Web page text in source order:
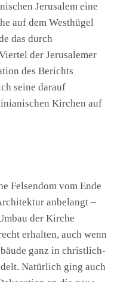
Jerusalem eine
auf dem Westhügel
das durch
der Jerusalemer
des Berichts
seine darauf
Kirchen auf
Felsendom vom Ende
anbelangt –
der Kirche
erhalten, auch wenn
ganz in christlich-
Natürlich ging auch